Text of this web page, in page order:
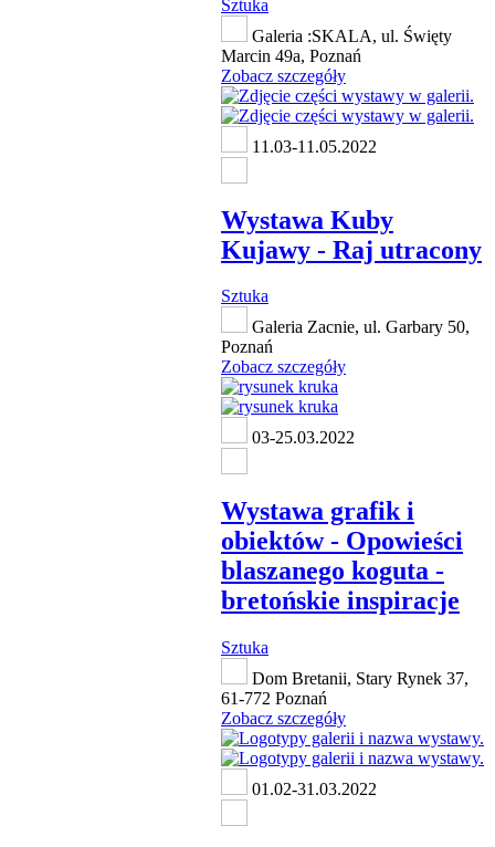
Sztuka
Galeria :SKALA, ul. Święty
Marcin 49a, Poznań
Zobacz szczegóły
11.03-11.05.2022
Wystawa Kuby
Kujawy - Raj utracony
Sztuka
Galeria Zacnie, ul. Garbary 50,
Poznań
Zobacz szczegóły
03-25.03.2022
Wystawa grafik i
obiektów - Opowieści
blaszanego koguta -
bretońskie inspiracje
Sztuka
Dom Bretanii, Stary Rynek 37,
61-772 Poznań
Zobacz szczegóły
01.02-31.03.2022